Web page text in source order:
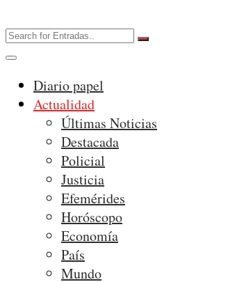
Diario papel
Actualidad
Últimas Noticias
Destacada
Policial
Justicia
Efemérides
Horóscopo
Economía
País
Mundo